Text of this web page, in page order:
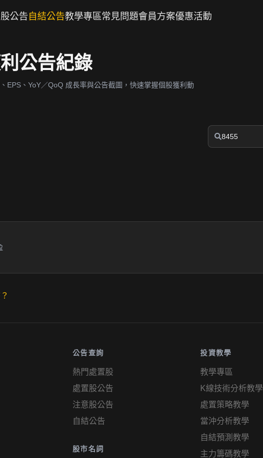
公告 自結公告教學專區常見問題會員方案優惠活動
公告紀錄
EPS、YoY／QoQ 成長率與公告截圖，快速掌握個股獲利動
公告查詢
熱門處置股
處置股公告
注意股公告
自結公告
股市名詞
投資教學
教學專區
K線技術分析教學
處置策略教學
當沖分析教學
自結預測教學
主力籌碼教學